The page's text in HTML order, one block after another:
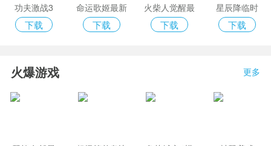
功夫激战3
下载
命运歌姬最新
版
下载
火柴人觉醒最
新兑换码版
下载
星辰降临时
下载
火爆游戏 更多